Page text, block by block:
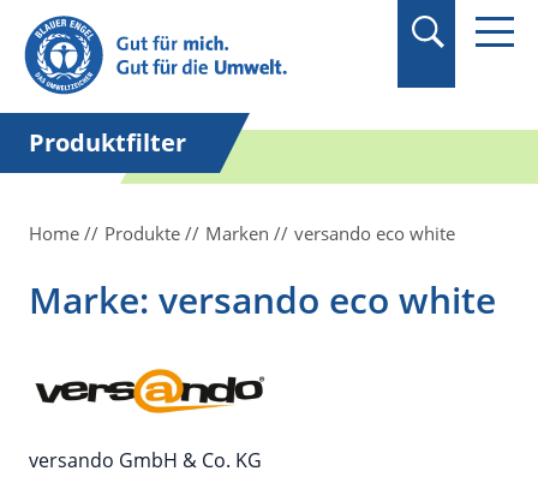
Suchbegriff in
Anführungszeichen
setzen.
Produktfilter
Home Produkte Marken versando eco white
Marke: versando eco white
versando GmbH & Co. KG